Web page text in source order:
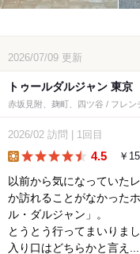
2026/07/09 更新
トゥールダルジャン 東京
赤坂見附、麹町、四ツ谷 / フレン
2026/02 訪問 1回目
4.5 ￥
以前から気になっていた
か訪れることがなかった
ル・ダルジャン」。
とうとう行ってまいりまし
入り口はどちらかと言え...